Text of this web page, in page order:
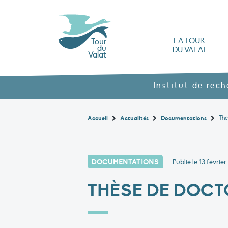
Tour
du
Valat
LA TOUR
DU VALAT
Institut de
Accueil Actualités Documentations
DOCUMENTATIONS Publié le13 février
THÈSE DE